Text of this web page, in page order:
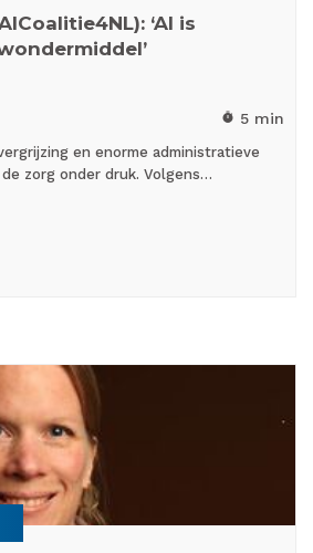
‘AI is
timer 5 min
en enorme administratieve
zorg onder druk. Volgens…